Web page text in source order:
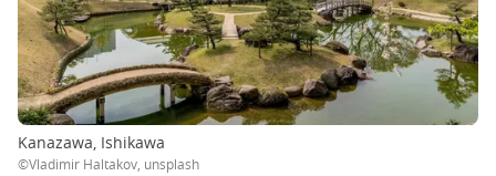
Kanazawa, Ishikawa
©Vladimir Haltakov, unsplash